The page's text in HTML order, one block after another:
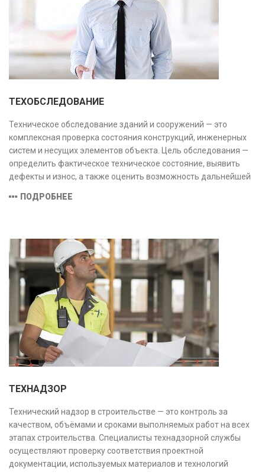
ТЕХОБСЛЕДОВАНИЕ
Техническое обследование зданий и сооружений — это
комплексная проверка состояния конструкций, инженерных
систем и несущих элементов объекта. Цель обследования —
определить фактическое техническое состояние, выявить
дефекты и износ, а также оценить возможность дальнейшей
ПОДРОБНЕЕ
ТЕХНАДЗОР
Технический надзор в строительстве — это контроль за
качеством, объёмами и сроками выполняемых работ на всех
этапах строительства. Специалисты технадзорной службы
осуществляют проверку соответствия проектной
документации, используемых материалов и технологий